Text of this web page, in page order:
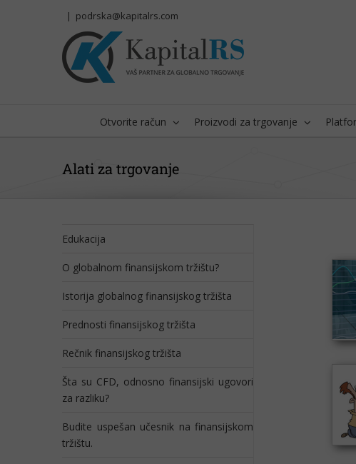
| podrska@kapitalrs.com
Otvorite račun Proizvodi za trgovanje
Alati za trgovanje
Edukacija
O globalnom finansijskom tržištu?
Istorija globalnog finansijskog tržišta
Prednosti finansijskog tržišta
Rečnik finansijskog tržišta
Šta su CFD, odnosno finansijski ugovori
za razliku?
Budite uspešan učesnik na finansijskom
tržištu.